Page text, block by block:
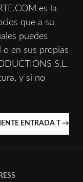
es la
que a su
puedes
o en sus propias
S.L.
y si no
ENTRADA T →